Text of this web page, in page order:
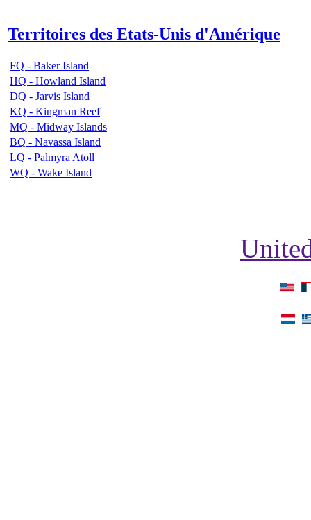
Territoires des Etats-Unis d'Amérique
FQ - Baker Island
HQ - Howland Island
DQ - Jarvis Island
KQ - Kingman Reef
MQ - Midway Islands
BQ - Navassa Island
LQ - Palmyra Atoll
WQ - Wake Island